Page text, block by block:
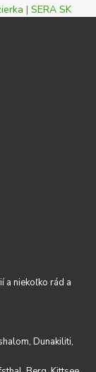
| SERA SK
a niekoľko rád a
Dunakiliti,